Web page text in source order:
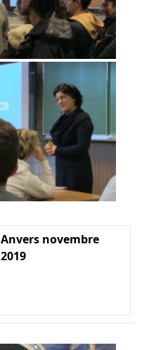
Anvers novembre
2019